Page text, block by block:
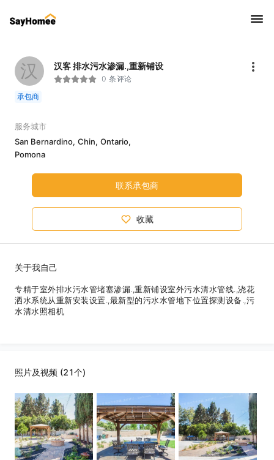
汉 汉客 排水污水渗漏.,重新铺设
0 条评论
承包商
服务城市
San Bernardino, Chin, Ontario,
Pomona
联系承包商
收藏
关于我自己
专精于室外排水污水管堵塞渗漏.,重新铺设室外污水清水管线.,浇花
洒水系统从重新安装设置.,最新型的污水水管地下位置探测设备.,污
水清水照相机
照片及视频 (21个)